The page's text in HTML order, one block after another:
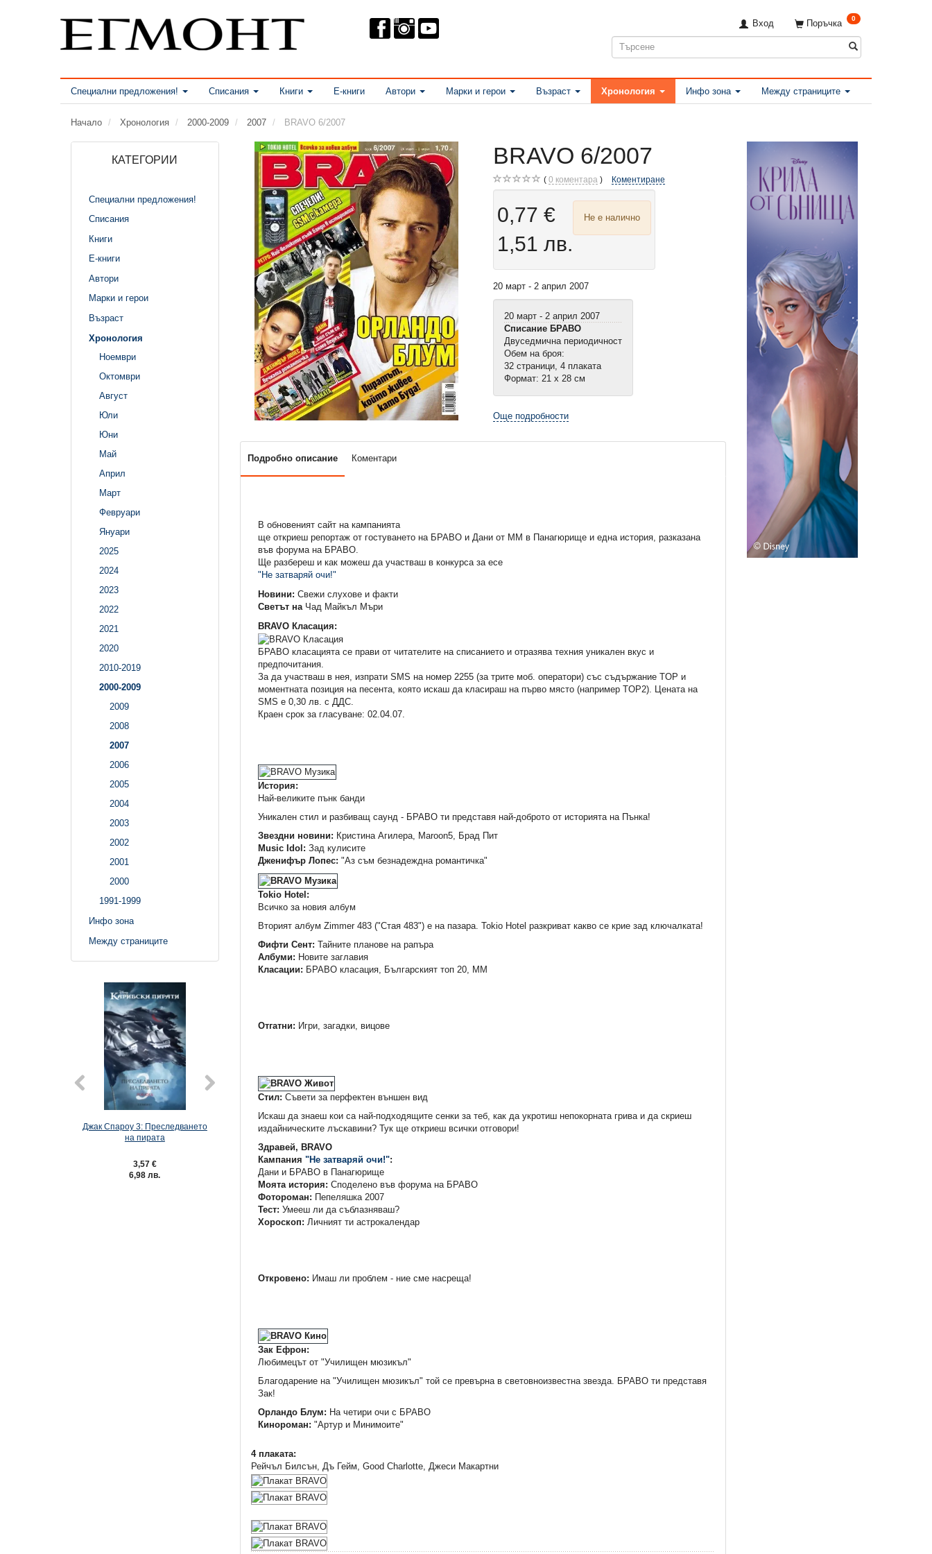
Поръчка 0
Вход
Специални предложения! Списания Книги Е-книги Автори Марки и герои Възраст Хронология Инфо зона Между страниците
Начало Хронология 2000-2009 2007 BRAVO 6/2007
КАТЕГОРИИ
Специални предложения!
Списания
Книги
Е-книги
Автори
Марки и герои
Възраст
Хронология
Ноември
Октомври
Август
Юли
Юни
Май
Април
Март
Февруари
Януари
2025
2024
2023
2022
2021
2020
2010-2019
2000-2009
2009
2008
2007
2006
2005
2004
2003
2002
2001
2000
1991-1999
Инфо зона
Между страниците
Джак Спароу 3: Преследването
на пирата
3,57 €
6,98 лв.
Карибски пирати 2: Сандъкът
3,57 €
6,98 лв.
Карибски пирати 1:
BRAVO 6/2007
0 коментара Коментиране
0,77 €
1,51 лв.
Не е налично
20 март - 2 април 2007
20 март - 2 април 2007
Списание БРАВО
Двуседмична периодичност
Обем на броя:
32 страници, 4 плаката
Формат: 21 х 28 см
Още подробности
Подробно описание Коментари
В обновеният сайт на кампанията
ще откриеш репортаж от гостуването на БРАВО и Дани от ММ в Панагюрище и една история, разказана
във форума на БРАВО.
Ще разбереш и как можеш да участваш в конкурса за есе
"Не затваряй очи!"
Новини: Свежи слухове и факти
Светът на Чад Майкъл Мъри
BRAVO Класация:
БРАВО класацията се прави от читателите на списанието и отразява техния уникален вкус и
предпочитания.
За да участваш в нея, изпрати SMS на номер 2255 (за трите моб. оператори) със съдържание TOP и
моментната позиция на песента, която искаш да класираш на първо място (например TOP2). Цената на
SMS e 0,30 лв. с ДДС.
Краен срок за гласуване: 02.04.07.
История:
Най-великите пънк банди
Уникален стил и разбиващ саунд - БРАВО ти представя най-доброто от историята на Пънка!
Звездни новини: Кристина Агилера, Maroon5, Брад Пит
Music Idol: Зад кулисите
Дженифър Лопес: "Аз съм безнадеждна романтичка"
Tokio Hotel:
Всичко за новия албум
Вторият албум Zimmer 483 ("Стая 483") е на пазара. Tokio Hotel разкриват какво се крие зад ключалката!
Фифти Сент: Тайните планове на рапъра
Албуми: Новите заглавия
Класации: БРАВО класация, Българският топ 20, MМ
Отгатни: Игри, загадки, вицове
Стил: Съвети за перфектен външен вид
Искаш да знаеш кои са най-подходящите сенки за теб, как да укротиш непокорната грива и да скриеш
издайническите лъскавини? Тук ще откриеш всички отговори!
Здравей, BRAVO
Кампания "Не затваряй очи!":
Дани и БРАВО в Панагюрище
Моята история: Споделено във форума на БРАВО
Фотороман: Пепеляшка 2007
Тест: Умееш ли да съблазняваш?
Хороскоп: Личният ти астрокалендар
Откровено: Имаш ли проблем - ние сме насреща!
Зак Ефрон:
Любимецът от "Училищен мюзикъл"
Благодарение на "Училищен мюзикъл" той се превърна в световноизвестна звезда. БРАВО ти представя
Зак!
Орландо Блум: На четири очи с БРАВО
Кинороман: "Артур и Минимоите"
4 плаката:
Рейчъл Билсън, Дъ Гейм, Good Charlotte, Джеси Макартни